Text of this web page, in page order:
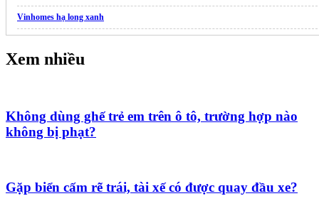
Vinhomes hạ long xanh
Báo giá xe Solati 2026
Xem nhiều
Không dùng ghế trẻ em trên ô tô, trường hợp nào
không bị phạt?
Gặp biển cấm rẽ trái, tài xế có được quay đầu xe?